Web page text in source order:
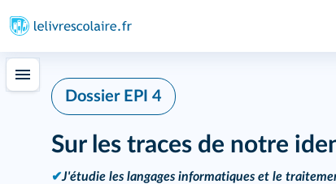
Dossier EPI 4
Sur les traces de notre
✔J'étudie les langages informatiques et le